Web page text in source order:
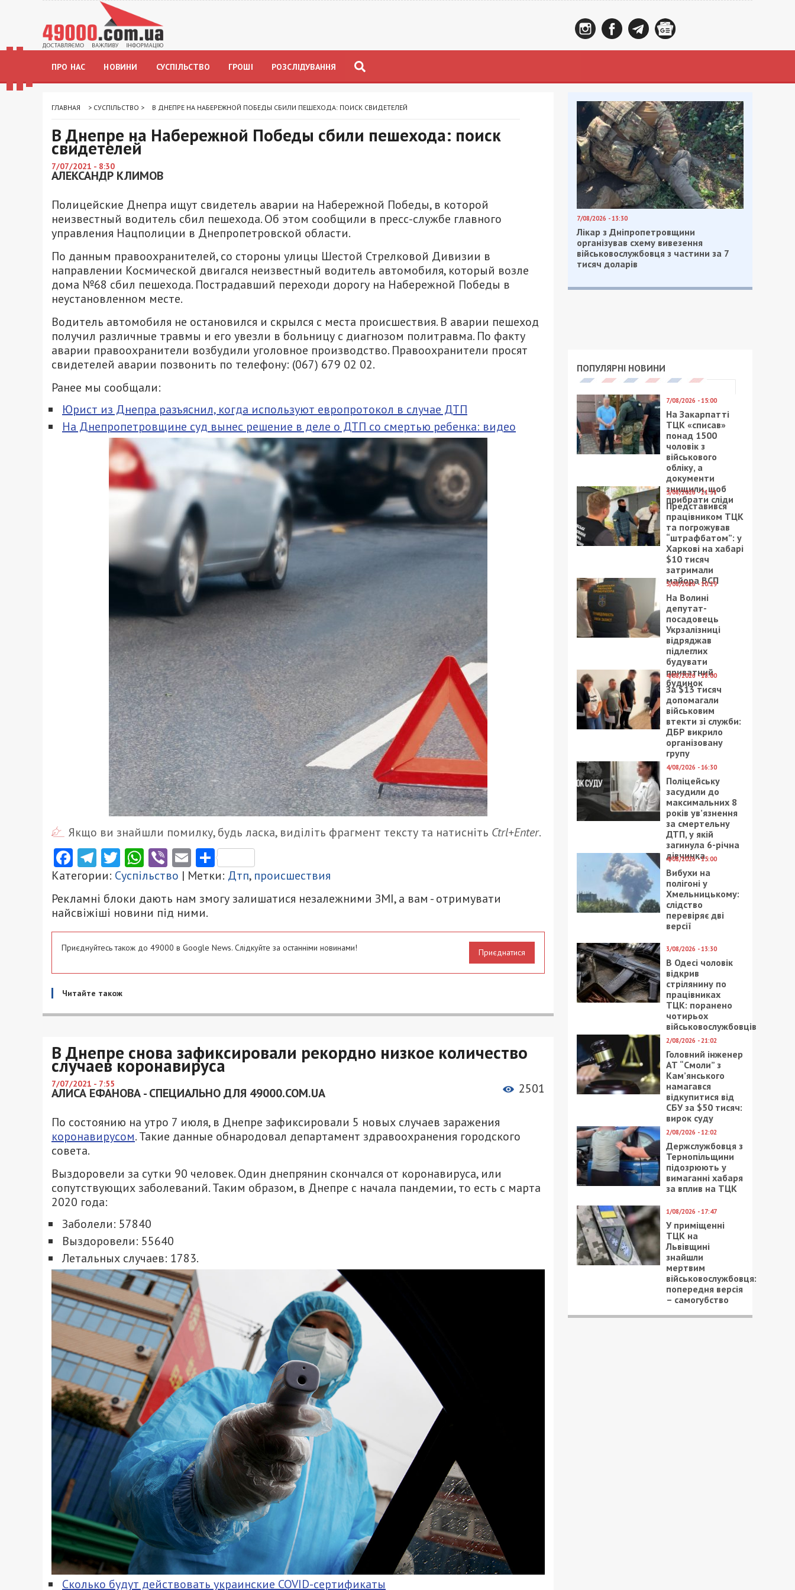
ПРО НАС НОВИНИ СУСПІЛЬСТВО ГРОШІ РОЗСЛІДУВАННЯ
ГЛАВНАЯ > СУСПІЛЬСТВО > В ДНЕПРЕ НА НАБЕРЕЖНОЙ ПОБЕДЫ СБИЛИ ПЕШЕХОДА: ПОИСК СВИДЕТЕЛЕЙ
В Днепре на Набережной Победы сбили пешехода: поиск
свидетелей
7/07/2021 - 8:30
АЛЕКСАНДР КЛИМОВ
Полицейские Днепра ищут свидетель аварии на Набережной Победы, в которой
неизвестный водитель сбил пешехода. Об этом сообщили в пресс-службе главного
управления Нацполиции в Днепропетровской области.
По данным правоохранителей, со стороны улицы Шестой Стрелковой Дивизии в
направлении Космической двигался неизвестный водитель автомобиля, который возле
дома №68 сбил пешехода. Пострадавший переходи дорогу на Набережной Победы в
неустановленном месте.
Водитель автомобиля не остановился и скрылся с места происшествия. В аварии пешеход
получил различные травмы и его увезли в больницу с диагнозом политравма. По факту
аварии правоохранители возбудили уголовное производство. Правоохранители просят
свидетелей аварии позвонить по телефону: (067) 679 02 02.
Ранее мы сообщали:
Юрист из Днепра разъяснил, когда используют европротокол в случае ДТП
На Днепропетровщине суд вынес решение в деле о ДТП со смертью ребенка: видео
Якщо ви знайшли помилку, будь ласка, виділіть фрагмент тексту та натисніть Ctrl+Enter.
Facebook
Telegram
Twitter
WhatsApp
ViberEmailПоділитися
Категории: Суспільство | Метки: Дтп, происшествия
Рекламні блоки дають нам змогу залишатися незалежними ЗМІ, а вам - отримувати
найсвіжіші новини під ними.
Приєднуйтесь також до 49000 в Google News. Слідкуйте за останніми новинами! Приєднатися
Читайте також
В Днепре снова зафиксировали рекордно низкое количество
случаев коронавируса
7/07/2021 - 7:55
АЛИСА ЕФАНОВА - СПЕЦИАЛЬНО ДЛЯ 49000.COM.UA 2501
По состоянию на утро 7 июля, в Днепре зафиксировали 5 новых случаев заражения
коронавирусом. Такие данные обнародовал департамент здравоохранения городского
совета.
Выздоровели за сутки 90 человек. Один днепрянин скончался от коронавируса, или
сопутствующих заболеваний. Таким образом, в Днепре с начала пандемии, то есть с марта
2020 года:
Заболели: 57840
Выздоровели: 55640
Летальных случаев: 1783.
Сколько будут действовать украинские COVID-сертификаты
7/08/2026 - 13:30
Лікар з Дніпропетровщини
організував схему вивезення
військовослужбовця з частини за 7
тисяч доларів
ПОПУЛЯРНІ НОВИНИ
7/08/2026 - 15:00
На Закарпатті
ТЦК «списав»
понад 1500
чоловік з
військового
обліку, а
документи
знищили, щоб
прибрати сліди
5/08/2026 - 21:31
Представився
працівником ТЦК
та погрожував
“штрафбатом”: у
Харкові на хабарі
$10 тисяч
затримали
майора ВСП
5/08/2026 - 10:29
На Волині
депутат-
посадовець
Укрзалізниці
відряджав
підлеглих
будувати
приватний
будинок
4/08/2026 - 18:00
За $13 тисяч
допомагали
військовим
втекти зі служби:
ДБР викрило
організовану
групу
4/08/2026 - 16:30
Поліцейську
засудили до
максимальних 8
років ув’язнення
за смертельну
ДТП, у якій
загинула 6-річна
дівчинка
4/08/2026 - 15:00
Вибухи на
полігоні у
Хмельницькому:
слідство
перевіряє дві
версії
3/08/2026 - 13:30
В Одесі чоловік
відкрив
стрілянину по
працівниках
ТЦК: поранено
чотирьох
військовослужбовців
2/08/2026 - 21:02
Головний інженер
АТ “Смоли” з
Кам’янського
намагався
відкупитися від
СБУ за $50 тисяч:
вирок суду
2/08/2026 - 12:02
Держслужбовця з
Тернопільщини
підозрюють у
вимаганні хабаря
за вплив на ТЦК
1/08/2026 - 17:47
У приміщенні
ТЦК на
Львівщині
знайшли
мертвим
військовослужбовця:
попередня версія
– самогубство